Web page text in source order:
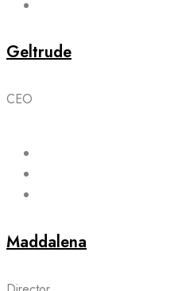
Geltrude
CEO
Maddalena